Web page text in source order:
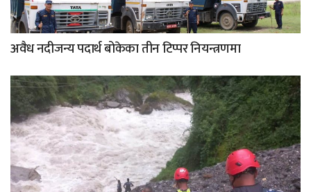
अवैध नदीजन्य पदार्थ बोकेका तीन टिप्पर नियन्त्रणमा